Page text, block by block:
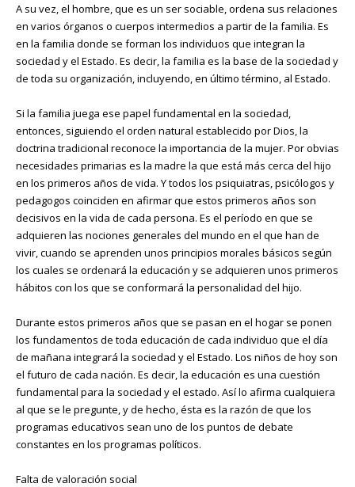
A su vez, el hombre, que es un ser sociable, ordena sus relaciones
en varios órganos o cuerpos intermedios a partir de la familia. Es
en la familia donde se forman los individuos que integran la
sociedad y el Estado. Es decir, la familia es la base de la sociedad y
de toda su organización, incluyendo, en último término, al Estado.
Si la familia juega ese papel fundamental en la sociedad,
entonces, siguiendo el orden natural establecido por Dios, la
doctrina tradicional reconoce la importancia de la mujer. Por obvias
necesidades primarias es la madre la que está más cerca del hijo
en los primeros años de vida. Y todos los psiquiatras, psicólogos y
pedagogos coinciden en afirmar que estos primeros años son
decisivos en la vida de cada persona. Es el período en que se
adquieren las nociones generales del mundo en el que han de
vivir, cuando se aprenden unos principios morales básicos según
los cuales se ordenará la educación y se adquieren unos primeros
hábitos con los que se conformará la personalidad del hijo.
Durante estos primeros años que se pasan en el hogar se ponen
los fundamentos de toda educación de cada individuo que el día
de mañana integrará la sociedad y el Estado. Los niños de hoy son
el futuro de cada nación. Es decir, la educación es una cuestión
fundamental para la sociedad y el estado. Así lo afirma cualquiera
al que se le pregunte, y de hecho, ésta es la razón de que los
programas educativos sean uno de los puntos de debate
constantes en los programas políticos.
Falta de valoración social